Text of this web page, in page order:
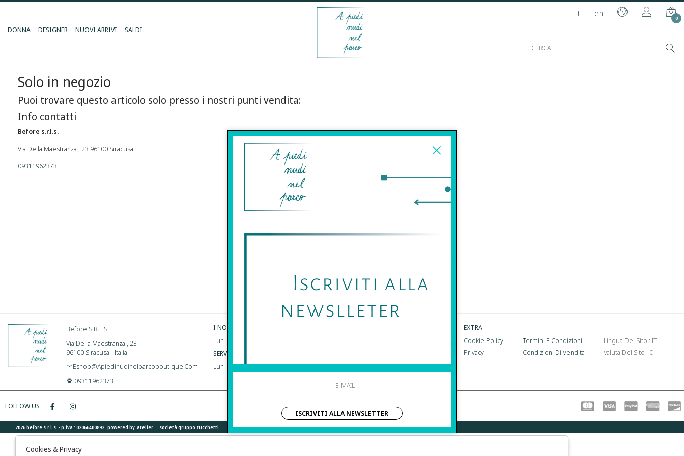
it en 0
DONNA DESIGNER NUOVI ARRIVI SALDI
Solo in negozio
Puoi trovare questo articolo solo presso i nostri punti vendita:
Info contatti
Before s.r.l.s.
Via Della Maestranza , 23 96100 Siracusa
09311962373
ISCRIVITI ALLA
NEWSLETTER
HO LETTO ED ACCETTATO LE CONDIZIONI SULLA PRIVACY.
Before S.r.l.s.
Via Della Maestranza , 23
96100 Siracusa - Italia
Eshop@apiedinudinelparcoboutique.com
09311962373
I NOSTRI ORARI:
Lun – Sab | 10:00 – 20:00
SERVIZIO CLIENTI:
Lun – Dom | 10:00 – 20:00
Pagamenti
EXTRA
Cookie Policy
Privacy
Termini E Condizioni
Condizioni Di Vendita
Lingua Del Sito : IT
Valuta Del Sito : €
FOLLOW US
2026 before s.r.l.s. - p.iva : 02066400892 powered by atelier società gruppo zucchetti
ISCRIVITI ALLA NEWSLETTER
Cookies & Privacy